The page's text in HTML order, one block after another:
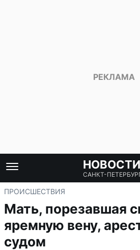
НОВОСТИ
САНКТ-
ПРОИСШЕСТВИЯ
Мать, порезавшая
яремную вену,
судом